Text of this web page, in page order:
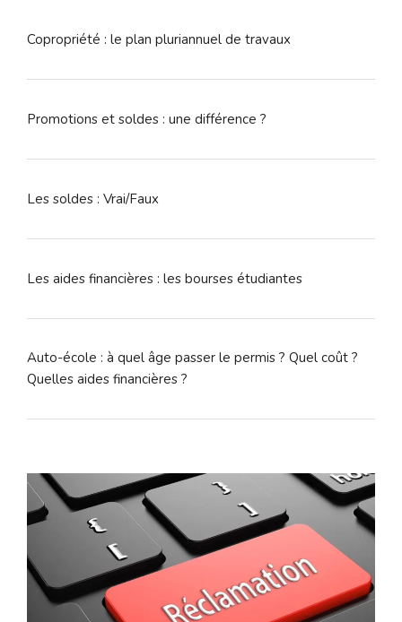
Copropriété : le plan pluriannuel de travaux
Promotions et soldes : une différence ?
Les soldes : Vrai/Faux
Les aides financières : les bourses étudiantes
Auto-école : à quel âge passer le permis ? Quel coût ?
Quelles aides financières ?